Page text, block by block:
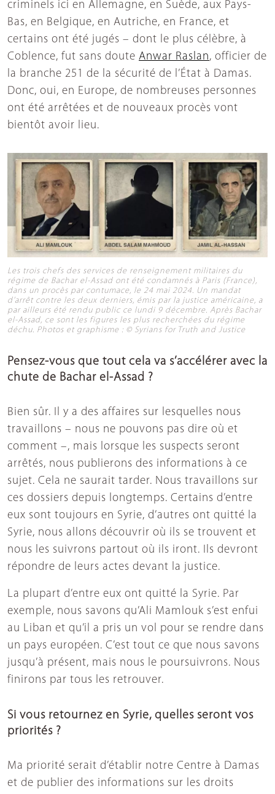
criminels ici en Allemagne, en Suède, aux Pays-
Bas, en Belgique, en Autriche, en France, et
certains ont été jugés – dont le plus célèbre, à
Coblence, fut sans doute Anwar Raslan, officier de
la branche 251 de la sécurité de l’État à Damas.
Donc, oui, en Europe, de nombreuses personnes
ont été arrêtées et de nouveaux procès vont
bientôt avoir lieu.
Les trois chefs des services de renseignement militaires du
régime de Bachar el-Assad ont été condamnés à Paris (France),
dans un procès par contumace, le 24 mai 2024. Un mandat
d’arrêt contre les deux derniers, émis par la justice américaine, a
par ailleurs été rendu public ce lundi 9 décembre. Après Bachar
el-Assad, ce sont les figures les plus recherchées du régime
déchu. Photos et graphisme : © Syrians for Truth and Justice
Pensez-vous que tout cela va s’accélérer avec la
chute de Bachar el-Assad ?
Bien sûr. Il y a des affaires sur lesquelles nous
travaillons – nous ne pouvons pas dire où et
comment –, mais lorsque les suspects seront
arrêtés, nous publierons des informations à ce
sujet. Cela ne saurait tarder. Nous travaillons sur
ces dossiers depuis longtemps. Certains d’entre
eux sont toujours en Syrie, d’autres ont quitté la
Syrie, nous allons découvrir où ils se trouvent et
nous les suivrons partout où ils iront. Ils devront
répondre de leurs actes devant la justice.
La plupart d’entre eux ont quitté la Syrie. Par
exemple, nous savons qu’Ali Mamlouk s’est enfui
au Liban et qu’il a pris un vol pour se rendre dans
un pays européen. C’est tout ce que nous savons
jusqu’à présent, mais nous le poursuivrons. Nous
finirons par tous les retrouver.
Si vous retournez en Syrie, quelles seront vos
priorités ?
Ma priorité serait d’établir notre Centre à Damas
et de publier des informations sur les droits